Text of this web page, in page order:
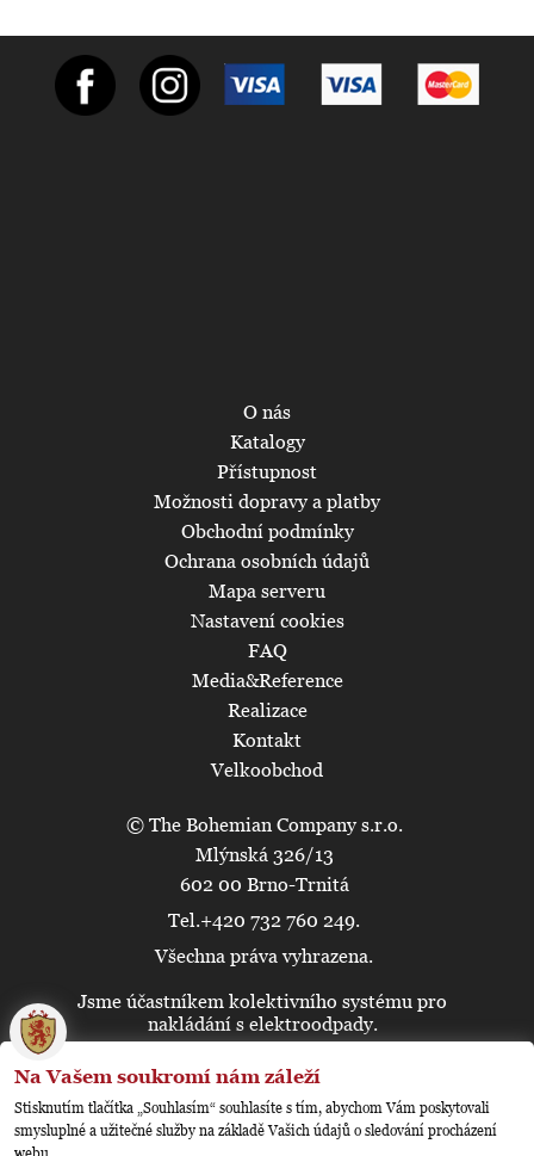
© The Bohemian Company s.r.o.
Mlýnská 326/13
602 00 Brno-Trnitá
Tel.+420 732 760 249.
Všechna práva vyhrazena.
O nás
Katalogy
Přístupnost
Možnosti dopravy a platby
Obchodní podmínky
Ochrana osobních údajů
Mapa serveru
Nastavení cookies
FAQ
Media&Reference
Realizace
Kontakt
Velkoobchod
Jsme účastníkem kolektivního systému pro
nakládání s elektroodpady.
🍪
Na Vašem soukromí nám záleží
Stisknutím tlačítka „Souhlasím“ souhlasíte s tím, abychom Vám poskytovali
smysluplné a užitečné služby na základě Vašich údajů o sledování procházení